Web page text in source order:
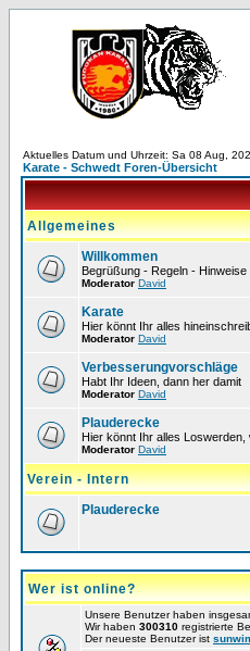
Aktuelles Datum und Uhrzeit: Sa 08 Aug,
Karate - Schwedt Foren-Übersicht
Allgemeines
Willkommen
Begrüßung - Regeln - Hinweise
Moderator David
Karate
Hier könnt Ihr alles
Moderator David
Verbesserungvorschläge
Habt Ihr Ideen, dann her damit
Moderator David
Plauderecke
Hier könnt Ihr alles
Moderator David
Verein - Intern
Plauderecke
Wer ist online?
Unsere Benutzer haben
Wir haben 300310 registrierte
Der neueste Benutzer ist